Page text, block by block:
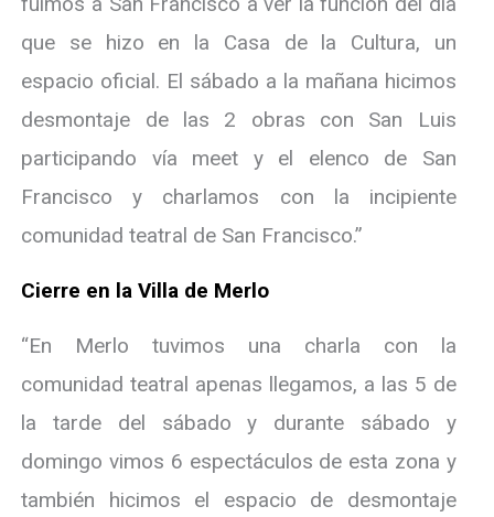
que se hizo en la Casa de la Cultura, un
espacio oficial. El sábado a la mañana hicimos
desmontaje de las 2 obras con San Luis
participando vía meet y el elenco de San
Francisco y charlamos con la incipiente
comunidad teatral de San Francisco.”
Cierre en la Villa de Merlo
“En Merlo tuvimos una charla con la
comunidad teatral apenas llegamos, a las 5 de
la tarde del sábado y durante sábado y
domingo vimos 6 espectáculos de esta zona y
también hicimos el espacio de desmontaje